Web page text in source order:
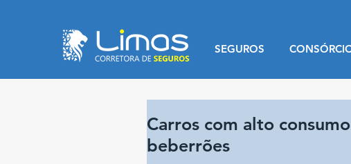
SEGUROS
Carros com alto
beberrões